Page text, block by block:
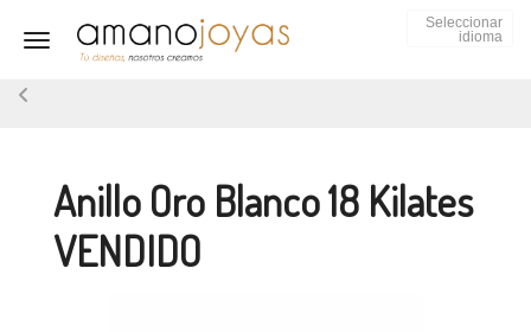
Seleccionar
idioma
Toggle navigation
Anillo Oro Blanco 18 Kilates
VENDIDO